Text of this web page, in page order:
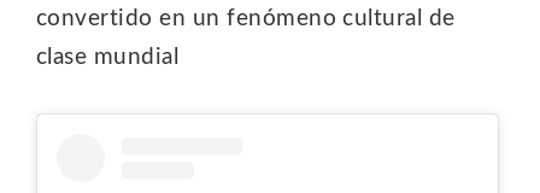
convertido en un fenómeno cultural de
clase mundial